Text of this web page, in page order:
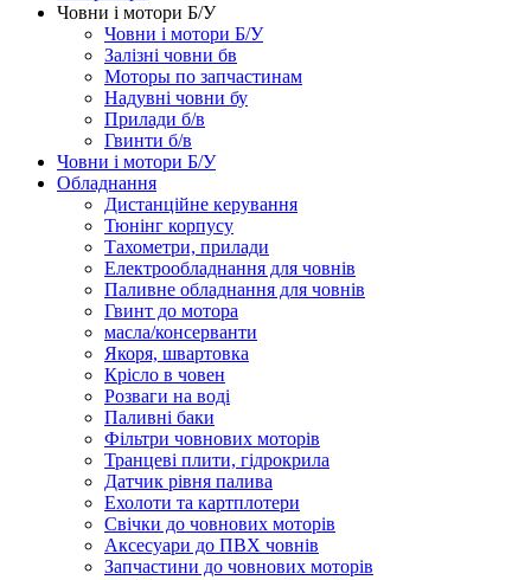
Човни і мотори Б/У
Човни і мотори Б/У
Залізні човни бв
Моторы по запчастинам
Надувні човни бу
Прилади б/в
Гвинти б/в
Човни і мотори Б/У
Обладнання
Дистанційне керування
Тюнінг корпусу
Тахометри, прилади
Електрообладнання для човнів
Паливне обладнання для човнів
Гвинт до мотора
масла/консерванти
Якоря, швартовка
Крісло в човен
Розваги на воді
Паливні баки
Фільтри човнових моторів
Транцеві плити, гідрокрила
Датчик рівня палива
Ехолоти та картплотери
Cвічки до човнових моторів
Аксесуари до ПВХ човнів
Запчастини до човнових моторів